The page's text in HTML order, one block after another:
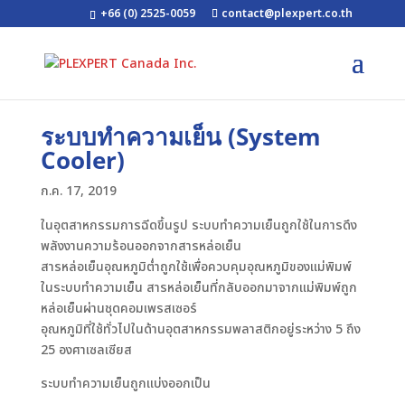
+66 (0) 2525-0059 contact@plexpert.co.th
ระบบทำความเย็น (System
Cooler)
ก.ค. 17, 2019
ในอุตสาหกรรมการฉีดขึ้นรูป ระบบทำความเย็นถูกใช้ในการดึง
พลังงานความร้อนออกจากสารหล่อเย็น
สารหล่อเย็นอุณหภูมิต่ำถูกใช้เพื่อควบคุมอุณหภูมิของแม่พิมพ์
ในระบบทำความเย็น สารหล่อเย็นที่กลับออกมาจากแม่พิมพ์ถูก
หล่อเย็นผ่านชุดคอมเพรสเซอร์
อุณหภูมิที่ใช้ทั่วไปในด้านอุตสาหกรรมพลาสติกอยู่ระหว่าง 5 ถึง
25 องศาเซลเซียส
ระบบทำความเย็นถูกแบ่งออกเป็น